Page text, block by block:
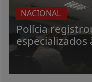
NACIONAL
Polícia